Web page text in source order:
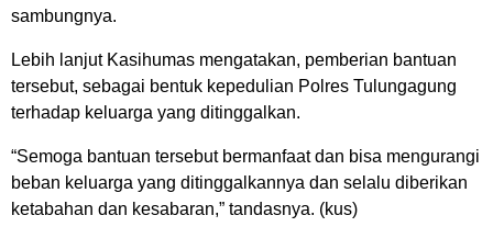
sambungnya.
Lebih lanjut Kasihumas mengatakan, pemberian bantuan
tersebut, sebagai bentuk kepedulian Polres Tulungagung
terhadap keluarga yang ditinggalkan.
“Semoga bantuan tersebut bermanfaat dan bisa mengurangi
beban keluarga yang ditinggalkannya dan selalu diberikan
ketabahan dan kesabaran,” tandasnya. (kus)